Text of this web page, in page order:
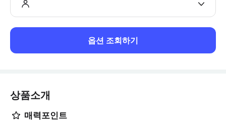
옵션 조회하기
상품소개
매력포인트